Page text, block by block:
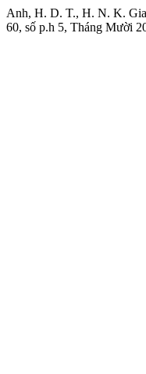
Anh, H. D. T., H. N. K.
60, số p.h 5, Tháng Mười